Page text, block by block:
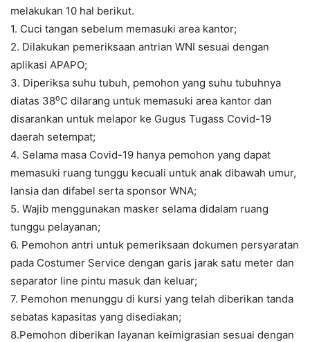
melakukan 10 hal berikut.
1. Cuci tangan sebelum memasuki area kantor;
2. Dilakukan pemeriksaan antrian WNI sesuai dengan
aplikasi APAPO;
3. Diperiksa suhu tubuh, pemohon yang suhu tubuhnya
diatas 38⁰C dilarang untuk memasuki area kantor dan
disarankan untuk melapor ke Gugus Tugass Covid-19
daerah setempat;
4. Selama masa Covid-19 hanya pemohon yang dapat
memasuki ruang tunggu kecuali untuk anak dibawah umur,
lansia dan difabel serta sponsor WNA;
5. Wajib menggunakan masker selama didalam ruang
tunggu pelayanan;
6. Pemohon antri untuk pemeriksaan dokumen persyaratan
pada Costumer Service dengan garis jarak satu meter dan
separator line pintu masuk dan keluar;
7. Pemohon menunggu di kursi yang telah diberikan tanda
sebatas kapasitas yang disediakan;
8.Pemohon diberikan layanan keimigrasian sesuai dengan